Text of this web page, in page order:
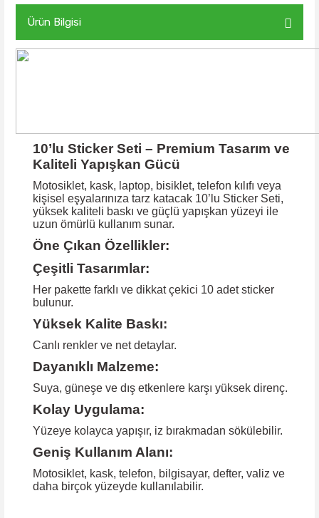
Ürün Bilgisi
10’lu Sticker Seti – Premium Tasarım ve
Kaliteli Yapışkan Gücü
Motosiklet, kask, laptop, bisiklet, telefon kılıfı veya
kişisel eşyalarınıza tarz katacak 10’lu Sticker Seti,
yüksek kaliteli baskı ve güçlü yapışkan yüzeyi ile
uzun ömürlü kullanım sunar.
Öne Çıkan Özellikler:
Çeşitli Tasarımlar:
Her pakette farklı ve dikkat çekici 10 adet sticker
bulunur.
Yüksek Kalite Baskı:
Canlı renkler ve net detaylar.
Dayanıklı Malzeme:
Suya, güneşe ve dış etkenlere karşı yüksek direnç.
Kolay Uygulama:
Yüzeye kolayca yapışır, iz bırakmadan sökülebilir.
Geniş Kullanım Alanı:
Motosiklet, kask, telefon, bilgisayar, defter, valiz ve
daha birçok yüzeyde kullanılabilir.